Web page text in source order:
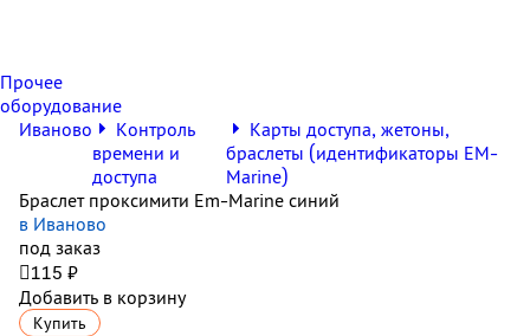
Прочее
оборудование
Иваново
Контроль
времени и
доступа
Карты доступа, жетоны,
браслеты (идентификаторы EM-
Marine)
Браслет проксимити Em-Marine синий
в Иваново
под заказ
115 ₽
Добавить в корзину
Купить